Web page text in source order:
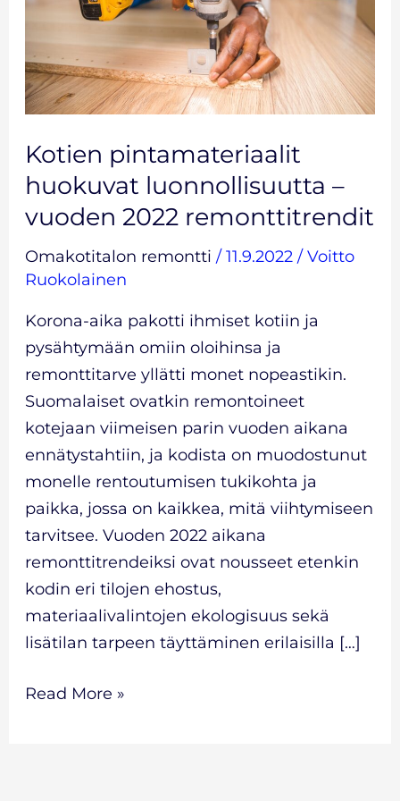
Kotien pintamateriaalit
huokuvat luonnollisuutta –
vuoden 2022 remonttitrendit
Omakotitalon remontti / 11.9.2022 / Voitto
Ruokolainen
Korona-aika pakotti ihmiset kotiin ja
pysähtymään omiin oloihinsa ja
remonttitarve yllätti monet nopeastikin.
Suomalaiset ovatkin remontoineet
kotejaan viimeisen parin vuoden aikana
ennätystahtiin, ja kodista on muodostunut
monelle rentoutumisen tukikohta ja
paikka, jossa on kaikkea, mitä viihtymiseen
tarvitsee. Vuoden 2022 aikana
remonttitrendeiksi ovat nousseet etenkin
kodin eri tilojen ehostus,
materiaalivalintojen ekologisuus sekä
lisätilan tarpeen täyttäminen erilaisilla […]
2022
remonttitrendit
Read More »